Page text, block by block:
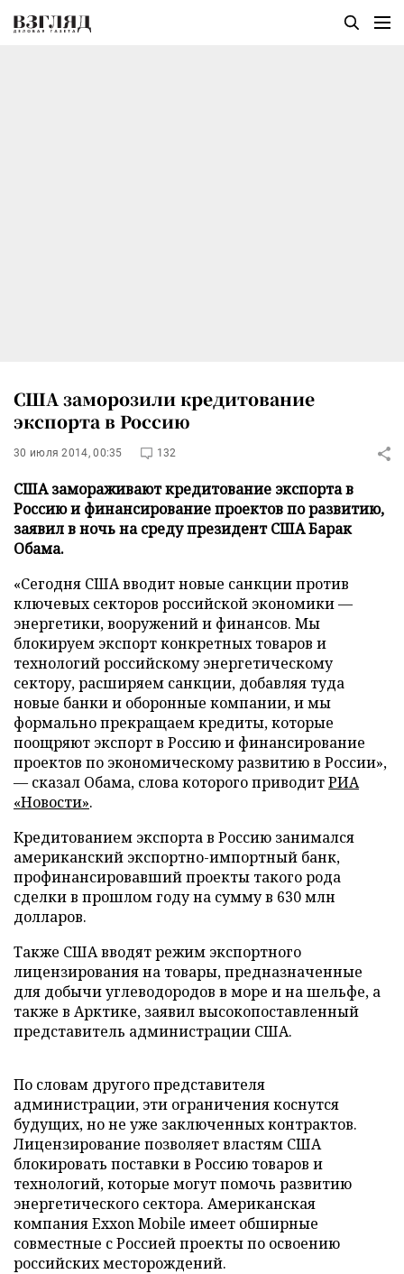
США заморозили кредитование
экспорта в Россию
30 июля 2014, 00:35 132
США замораживают кредитование экспорта в
Россию и финансирование проектов по развитию,
заявил в ночь на среду президент США Барак
Обама.
«Сегодня США вводит новые санкции против
ключевых секторов российской экономики —
энергетики, вооружений и финансов. Мы
блокируем экспорт конкретных товаров и
технологий российскому энергетическому
сектору, расширяем санкции, добавляя туда
новые банки и оборонные компании, и мы
формально прекращаем кредиты, которые
поощряют экспорт в Россию и финансирование
проектов по экономическому развитию в России»,
— сказал Обама, слова которого приводитРИА
«Новости».
Кредитованием экспорта в Россию занимался
американский экспортно-импортный банк,
профинансировавший проекты такого рода
сделки в прошлом году на сумму в 630 млн
долларов.
Также США вводят режим экспортного
лицензирования на товары, предназначенные
для добычи углеводородов в море и на шельфе, а
также в Арктике, заявил высокопоставленный
представитель администрации США.
По словам другого представителя
администрации, эти ограничения коснутся
будущих, но не уже заключенных контрактов.
Лицензирование позволяет властям США
блокировать поставки в Россию товаров и
технологий, которые могут помочь развитию
энергетического сектора. Американская
компания Exxon Mobile имеет обширные
совместные с Россией проекты по освоению
российских месторождений.